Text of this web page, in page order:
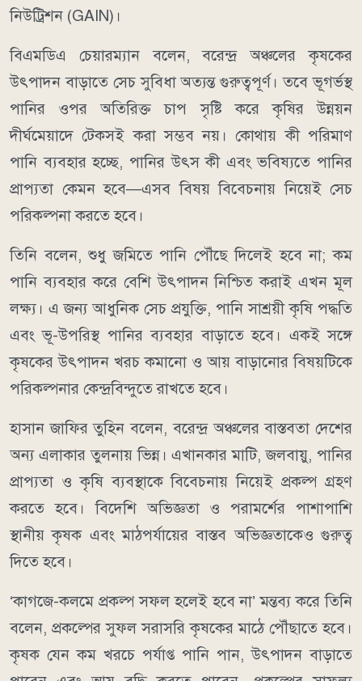
নিউট্রিশন (GAIN)।
বিএমডিএ চেয়ারম্যান বলেন, বরেন্দ্র অঞ্চলের কৃষকের
উৎপাদন বাড়াতে সেচ সুবিধা অত্যন্ত গুরুত্বপূর্ণ। তবে ভূগর্ভস্থ
পানির ওপর অতিরিক্ত চাপ সৃষ্টি করে কৃষির উন্নয়ন
দীর্ঘমেয়াদে টেকসই করা সম্ভব নয়। কোথায় কী পরিমাণ
পানি ব্যবহার হচ্ছে, পানির উৎস কী এবং ভবিষ্যতে পানির
প্রাপ্যতা কেমন হবে—এসব বিষয় বিবেচনায় নিয়েই সেচ
পরিকল্পনা করতে হবে।
তিনি বলেন, শুধু জমিতে পানি পৌঁছে দিলেই হবে না; কম
পানি ব্যবহার করে বেশি উৎপাদন নিশ্চিত করাই এখন মূল
লক্ষ্য। এ জন্য আধুনিক সেচ প্রযুক্তি, পানি সাশ্রয়ী কৃষি পদ্ধতি
এবং ভূ-উপরিস্থ পানির ব্যবহার বাড়াতে হবে। একই সঙ্গে
কৃষকের উৎপাদন খরচ কমানো ও আয় বাড়ানোর বিষয়টিকে
পরিকল্পনার কেন্দ্রবিন্দুতে রাখতে হবে।
হাসান জাফির তুহিন বলেন, বরেন্দ্র অঞ্চলের বাস্তবতা দেশের
অন্য এলাকার তুলনায় ভিন্ন। এখানকার মাটি, জলবায়ু, পানির
প্রাপ্যতা ও কৃষি ব্যবস্থাকে বিবেচনায় নিয়েই প্রকল্প গ্রহণ
করতে হবে। বিদেশি অভিজ্ঞতা ও পরামর্শের পাশাপাশি
স্থানীয় কৃষক এবং মাঠপর্যায়ের বাস্তব অভিজ্ঞতাকেও গুরুত্ব
দিতে হবে।
‘কাগজে-কলমে প্রকল্প সফল হলেই হবে না’ মন্তব্য করে তিনি
বলেন, প্রকল্পের সুফল সরাসরি কৃষকের মাঠে পৌঁছাতে হবে।
কৃষক যেন কম খরচে পর্যাপ্ত পানি পান, উৎপাদন বাড়াতে